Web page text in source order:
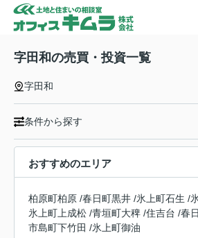
字田和の売買・投資一覧
字田和
条件から探す
おすすめのエリア
柏原町柏原 /春日町黒井 /氷上町石生 /
氷上町上成松 /青垣町大稗 /住吉台 /春
市島町下竹田 /氷上町御油